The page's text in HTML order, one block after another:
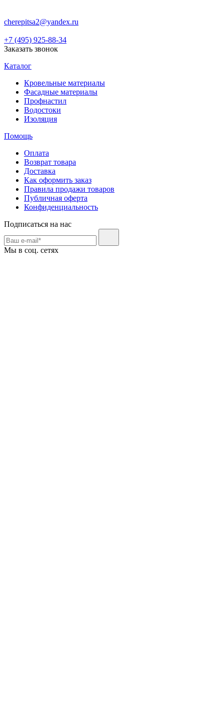
cherepitsa2@yandex.ru
+7 (495) 925-88-34
Заказать звонок
Каталог
Кровельные материалы
Фасадные материалы
Профнастил
Водостоки
Изоляция
Помощь
Оплата
Возврат товара
Доставка
Как оформить заказ
Правила продажи товаров
Публичная оферта
Конфиденциальность
Подписаться на нас
Мы в соц. сетях